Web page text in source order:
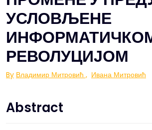
УСЛОВЉЕНЕ
РЕВОЛУЦИЈОМ
By Владимир Митровић , Ивана Митровић
Abstract